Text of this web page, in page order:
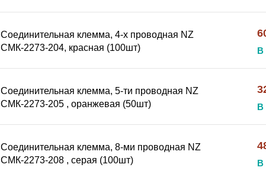
Соединительная клемма, 4-х проводная NZ
СМК-2273-204, красная (100шт)
В
Соединительная клемма, 5-ти проводная NZ
СМК-2273-205 , оранжевая (50шт)
В
Соединительная клемма, 8-ми проводная NZ
СМК-2273-208 , серая (100шт)
В